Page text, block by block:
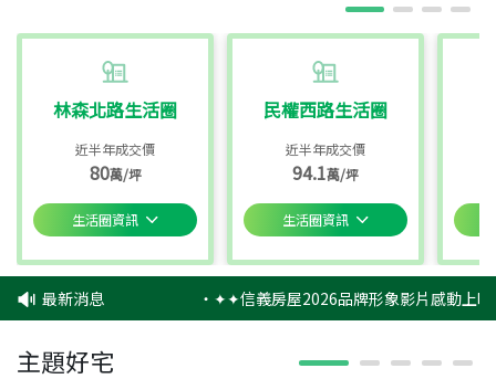
林森北路生活圈
近半年成交價
80萬/坪
生活圈資訊
民權西路生活圈
近半年成交價
94.1萬/坪
生活圈資訊
最新消息 ‧✦✦信義房屋2026品牌形象影片感動上
主題好宅